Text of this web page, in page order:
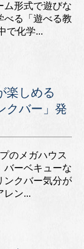
ム形式で遊びな
べる「遊べる教
で化学...
楽しめる
クバー」発
のメガハウス
バーベキューな
ンクバー気分が
レン...